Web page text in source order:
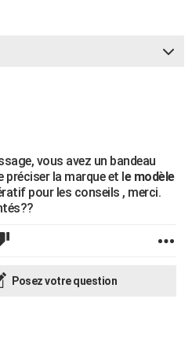
vous avez un bandeau
préciser la marque et le modèle
pour les conseils , merci.
Posez votre question